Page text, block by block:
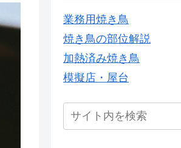
業務用焼き鳥
焼き鳥の部位解説
加熱済み焼き鳥
模擬店・屋台